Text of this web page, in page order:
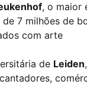
, o maior
7 milhões de
com arte
de Leiden